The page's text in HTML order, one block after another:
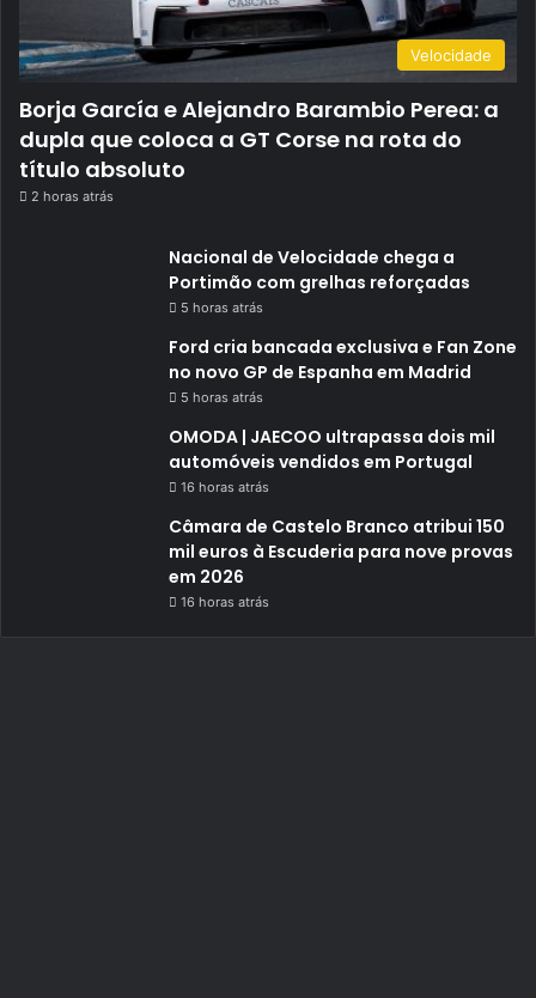
Velocidade
Borja García e Alejandro Barambio Perea: a
dupla que coloca a GT Corse na rota do
título absoluto
2 horas atrás
Nacional de Velocidade chega a
Portimão com grelhas reforçadas
5 horas atrás
Ford cria bancada exclusiva e Fan Zone
no novo GP de Espanha em Madrid
5 horas atrás
OMODA | JAECOO ultrapassa dois mil
automóveis vendidos em Portugal
16 horas atrás
Câmara de Castelo Branco atribui 150
mil euros à Escuderia para nove provas
em 2026
16 horas atrás